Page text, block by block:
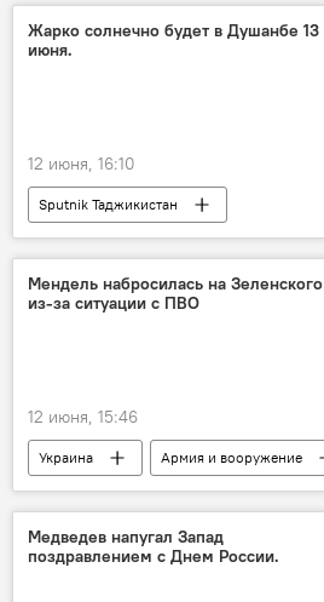
русский язык
Культура
Образование
Жарко солнечно будет в Душанбе 13
июня.
12 июня, 16:10
Sputnik Таджикистан
Мендель набросилась на Зеленского
из-за ситуации с ПВО
12 июня, 15:46
Украина
Армия и вооружение
Политика
Владимир Зеленский
ПВО
Медведев напугал Запад
поздравлением с Днем России.